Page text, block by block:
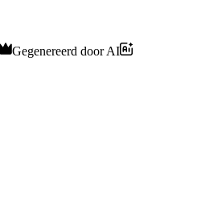
Gegenereerd door AI